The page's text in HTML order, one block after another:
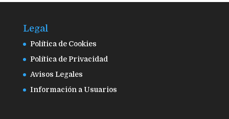
Legal
Política de Cookies
Política de Privacidad
Avisos Legales
Información a Usuarios